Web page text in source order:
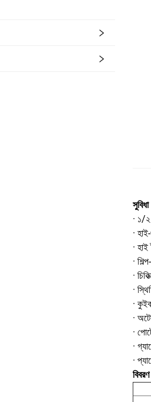
সুবিধা
· ১/
·
· হাই
·
·
·
·
·
·
·
·
বিবরণ